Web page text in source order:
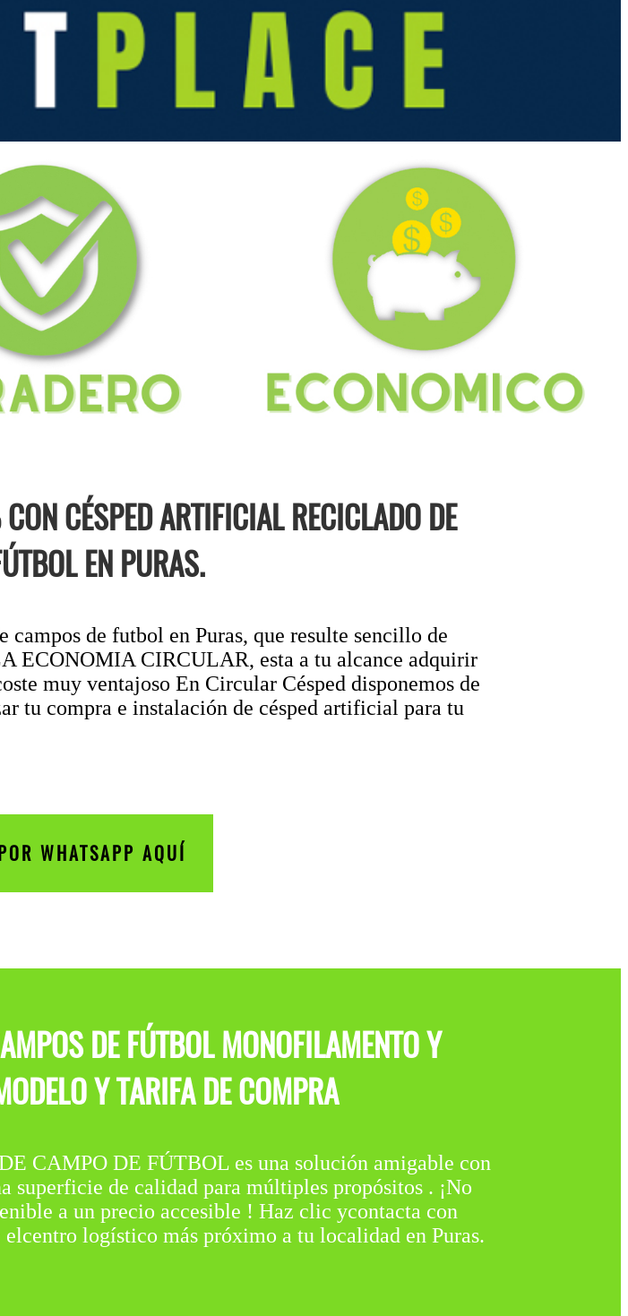
CÉSPED ARTIFICIAL RECICLADO DE
EN PURAS.
de futbol en Puras, que resulte sencillo de
ECONOMIA CIRCULAR, esta a tu alcance adquirir
muy ventajoso En Circular Césped disponemos de
tu compra e instalación de césped artificial para tu
WHATSAPP AQUÍ
DE FÚTBOL MONOFILAMENTO Y
Y TARIFA DE COMPRA
CAMPO DE FÚTBOL es una solución amigable con
superficie de calidad para múltiples propósitos . ¡No
a un precio accesible ! Haz clic ycontacta con
logístico más próximo a tu localidad en Puras.